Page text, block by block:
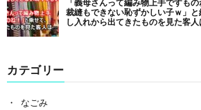
カテゴリー
なごみ